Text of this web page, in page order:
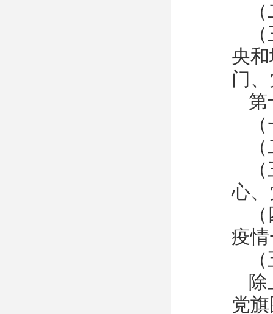
央
门
心
疫
党